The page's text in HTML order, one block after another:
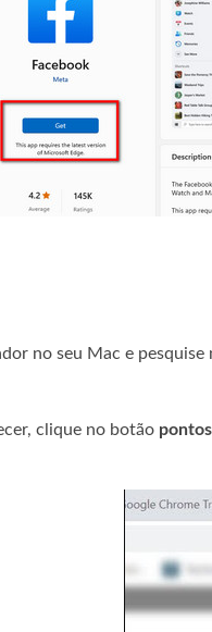
no seu Mac e
clique no botão